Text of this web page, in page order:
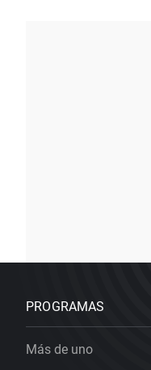
PROGRAMAS
Más de uno